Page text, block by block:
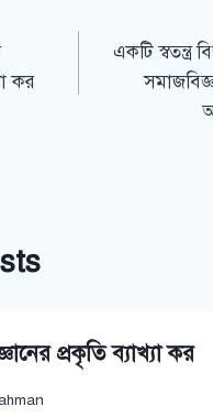
কর
একটি স্বতন্ত্র
প্রকৃতি ব্যাখ্যা কর